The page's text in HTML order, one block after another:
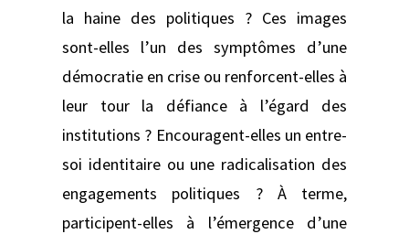
la haine des politiques ? Ces images
sont-elles l’un des symptômes d’une
démocratie en crise ou renforcent-elles à
leur tour la défiance à l’égard des
institutions ? Encouragent-elles un entre-
soi identitaire ou une radicalisation des
engagements politiques ? À terme,
participent-elles à l’émergence d’une